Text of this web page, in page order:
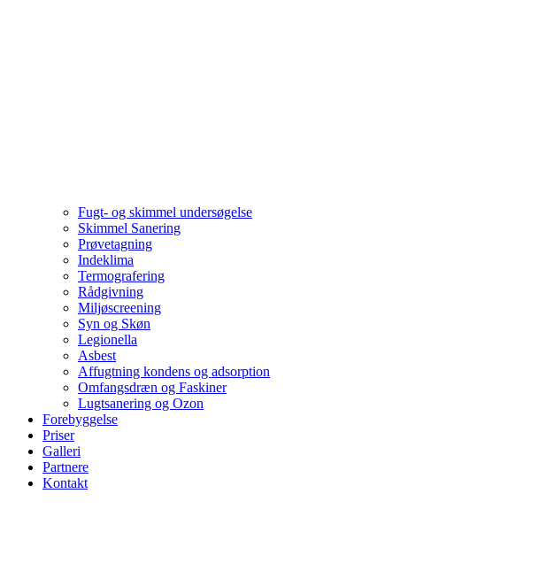
Fugt- og skimmel undersøgelse
Skimmel Sanering
Prøvetagning
Indeklima
Termografering
Rådgivning
Miljøscreening
Syn og Skøn
Legionella
Asbest
Affugtning kondens og adsorption
Omfangsdræn og Faskiner
Lugtsanering og Ozon
Forebyggelse
Priser
Galleri
Partnere
Kontakt